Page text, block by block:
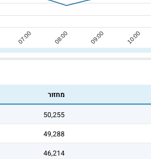
מחזור
50,255
49,288
46,214